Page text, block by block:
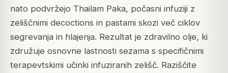
nato podvržejo Thailam Paka, počasni infuziji z
zeliščnimi decoctions in pastami skozi več ciklov
segrevanja in hlajenja. Rezultat je zdravilno olje, ki
združuje osnovne lastnosti sezama s specifičnimi
terapevtskimi učinki infuziranih zelišč. Raziščite